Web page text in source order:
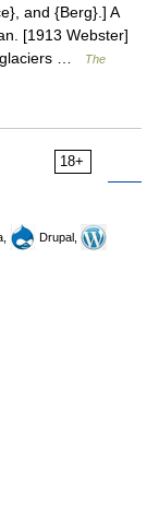
and {Berg}.] A
[1913 Webster]
glaciers …
The
18+
Drupal,